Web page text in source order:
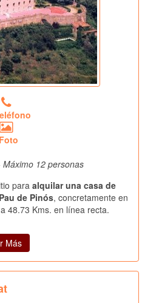
12 personas
para alquilar una casa de
de Pinós, concretamente en
48.73 Kms. en línea recta.
Más